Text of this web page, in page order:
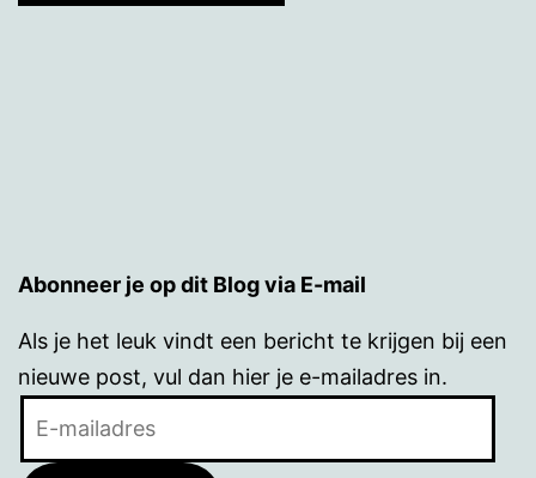
Abonneer je op dit Blog via E-mail
Als je het leuk vindt een bericht te krijgen bij een
nieuwe post, vul dan hier je e-mailadres in.